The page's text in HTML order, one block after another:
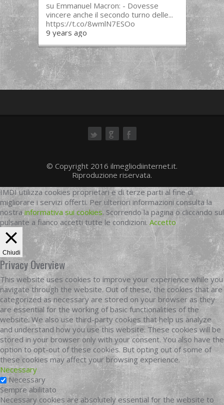
su Emmanuel Macron: - Dovesse
vincere anche il secondo turno delle...
https://t.co/8wmlN7ESOo
9 years ago
© Copyright 2016 ilmegliodiinternet.it.
Riproduzione riservata.
IMDI utilizza cookies proprietari e di terze parti al fine di
migliorare i servizi offerti. Per ulteriori informazioni consulta la
nostrainformativa sui cookies. Scorrendo la pagina o cliccando sul
pulsante a fianco accetti tutte le condizioni. Accetto
Chiudi
Privacy Overview
This website uses cookies to improve your experience while you
navigate through the website. Out of these, the cookies that are
categorized as necessary are stored on your browser as they
are essential for the working of basic functionalities of the
website. We also use third-party cookies that help us analyze
and understand how you use this website. These cookies will be
stored in your browser only with your consent. You also have the
option to opt-out of these cookies. But opting out of some of
these cookies may affect your browsing experience.
Necessary
Necessary
Sempre abilitato
Necessary cookies are absolutely essential for the website to